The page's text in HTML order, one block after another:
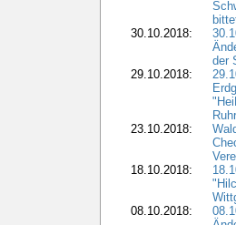
30.10.2018:
der
29.10.2018:
23.10.2018:
18.10.2018:
08.10.2018: